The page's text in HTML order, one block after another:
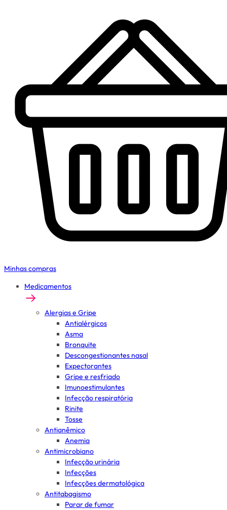
Minhas compras
Medicamentos
Alergias e Gripe
Antialérgicos
Asma
Bronquite
Descongestionantes nasal
Expectorantes
Gripe e resfriado
Imunoestimulantes
Infecção respiratória
Rinite
Tosse
Antianêmico
Anemia
Antimicrobiano
Infecção urinária
Infecções
Infecções dermatológica
Antitabagismo
Parar de fumar